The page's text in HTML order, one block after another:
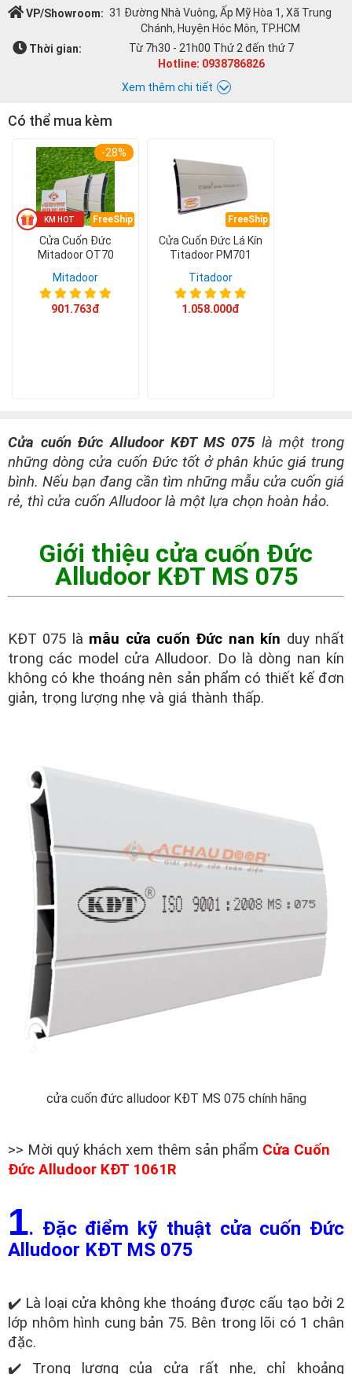
VP/Showroom: 31 Đường Nhà Vuông, Ấp Mỹ Hòa 1, Xã Trung
Chánh, Huyện Hóc Môn, TP.HCM
Thời gian:
Từ 7h30 - 21h00 Thứ 2 đến thứ 7
Hotline: 0938786826
Xem thêm chi tiết
Chat với Á CHÂU:
Á CHÂU
0938786826
Email:cuacuonachau@gmail.com
Có thể mua kèm
FreeShip
-28%
Cửa Cuốn Đức
Mitadoor OT70
Mitadoor
901.763đ
FreeShip
Cửa Cuốn Đức Lá Kín
Titadoor PM701
Titadoor
1.058.000đ
Cửa cuốn Đức Alludoor KĐT MS 075là một trong
những dòng cửa cuốn Đức tốt ở phân khúc giá trung
bình. Nếu bạn đang cần tìm những mẫu cửa cuốn giá
rẻ, thì cửa cuốn Alludoor là một lựa chọn hoàn hảo.
Giới thiệu cửa cuốn Đức
Alludoor KĐT MS 075
KĐT 075 là mẫu cửa cuốn Đức nan kín duy nhất
trong các model cửa Alludoor. Do là dòng nan kín
không có khe thoáng nên sản phẩm có thiết kế đơn
giản, trọng lượng nhẹ và giá thành thấp.
cửa cuốn đức alludoor KĐT MS 075 chính hãng
>> Mời quý khách xem thêm sản phẩm Cửa Cuốn
Đức Alludoor KĐT 1061R
1. Đặc điểm kỹ thuật cửa cuốn Đức
Alludoor KĐT MS 075
✔️ Là loại cửa không khe thoáng được cấu tạo bởi 2
lớp nhôm hình cung bản 75. Bên trong lõi có 1 chân
đặc.
✔️ Trọng lượng của cửa rất nhẹ, chỉ khoảng